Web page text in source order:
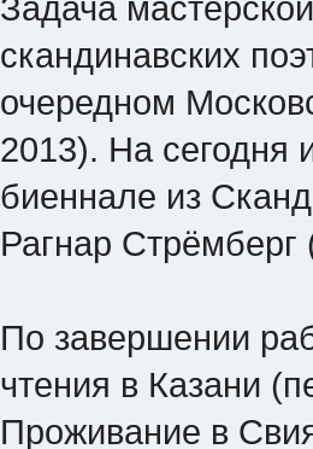
Задача
скандинавских
очередном
2013). На сегодня
биеннале из
Рагнар
По завершении
чтения в Казани
Проживание в